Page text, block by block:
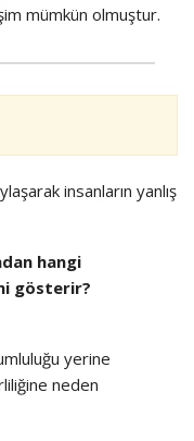
mümkün olmuştur.
insanların yanlış
hangi
gösterir?
yerine
neden